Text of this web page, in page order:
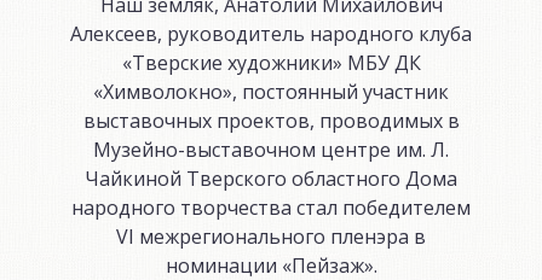
Алексеев, руководитель народного клуба
«Тверские художники» МБУ ДК
«Химволокно», постоянный участник
выставочных проектов, проводимых в
Музейно-выставочном центре им. Л.
Чайкиной Тверского областного Дома
народного творчества стал победителем
VI межрегионального пленэра в
номинации «Пейзаж».